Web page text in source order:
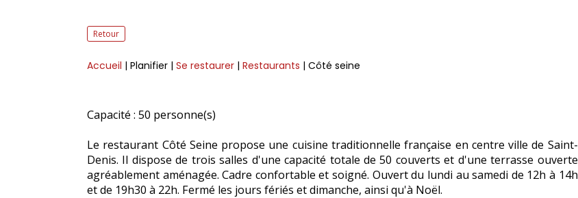
Retour
Accueil | Planifier | Se restaurer | Restaurants | Côté seine
Capacité : 50 personne(s)
Le restaurant Côté Seine propose une cuisine traditionnelle française en centre ville de Saint-
Denis. Il dispose de trois salles d'une capacité totale de 50 couverts et d'une terrasse ouverte
agréablement aménagée. Cadre confortable et soigné. Ouvert du lundi au samedi de 12h à 14h
et de 19h30 à 22h. Fermé les jours fériés et dimanche, ainsi qu'à Noël.